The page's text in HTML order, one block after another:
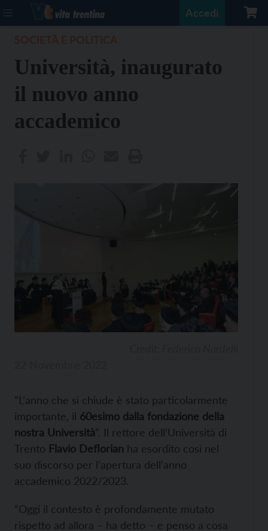
Accedi
Università, inaugurato
il nuovo anno
accademico
“L’anno che si chiude è stato particolarmente
importante, il 60esimo dalla fondazione della
nostra Università“. Il rettore dell’Università di
Trento Flavio Deflorian ha esordito così nel
suo discorso per l’apertura dell’anno
accademico 2022/2023.
“Oggi il contesto è profondamente mutato
rispetto ad allora – ha detto – e penso a cosa